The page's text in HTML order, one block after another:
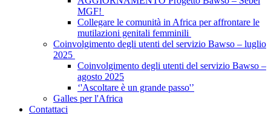
MGF!
Collegare le comunità in Africa per affrontare le
mutilazioni genitali femminili
Coinvolgimento degli utenti del servizio Bawso – luglio
2025
Coinvolgimento degli utenti del servizio Bawso –
agosto 2025
‘'Ascoltare è un grande passo'’
Galles per l'Africa
Contattaci